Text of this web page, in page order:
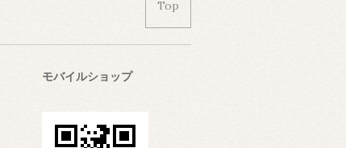
Top
モバイルショップ